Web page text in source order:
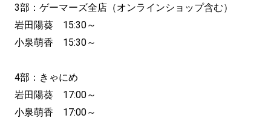
3部：ゲーマーズ全店（オンラインショップ含む）
岩田陽葵 15:30～
小泉萌香 15:30～
4部：きゃにめ
岩田陽葵 17:00～
小泉萌香 17:00～